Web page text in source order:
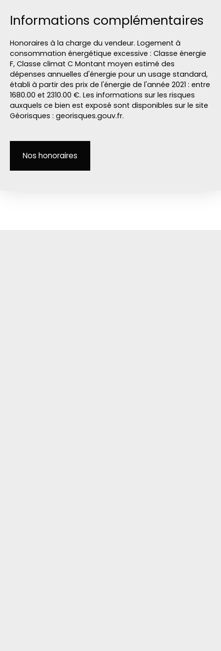
Informations complémentaires
Honoraires à la charge du vendeur. Logement à
consommation énergétique excessive : Classe énergie
F, Classe climat C Montant moyen estimé des
dépenses annuelles d'énergie pour un usage standard,
établi à partir des prix de l'énergie de l'année 2021 : entre
1680.00 et 2310.00 €. Les informations sur les risques
auxquels ce bien est exposé sont disponibles sur le site
Géorisques : georisques.gouv.fr.
Nos honoraires